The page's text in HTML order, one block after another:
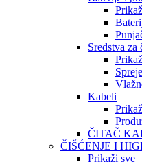
Sredstva za
Kabeli
ČITAČ
ČIŠĆENJE I
Prikaži sve